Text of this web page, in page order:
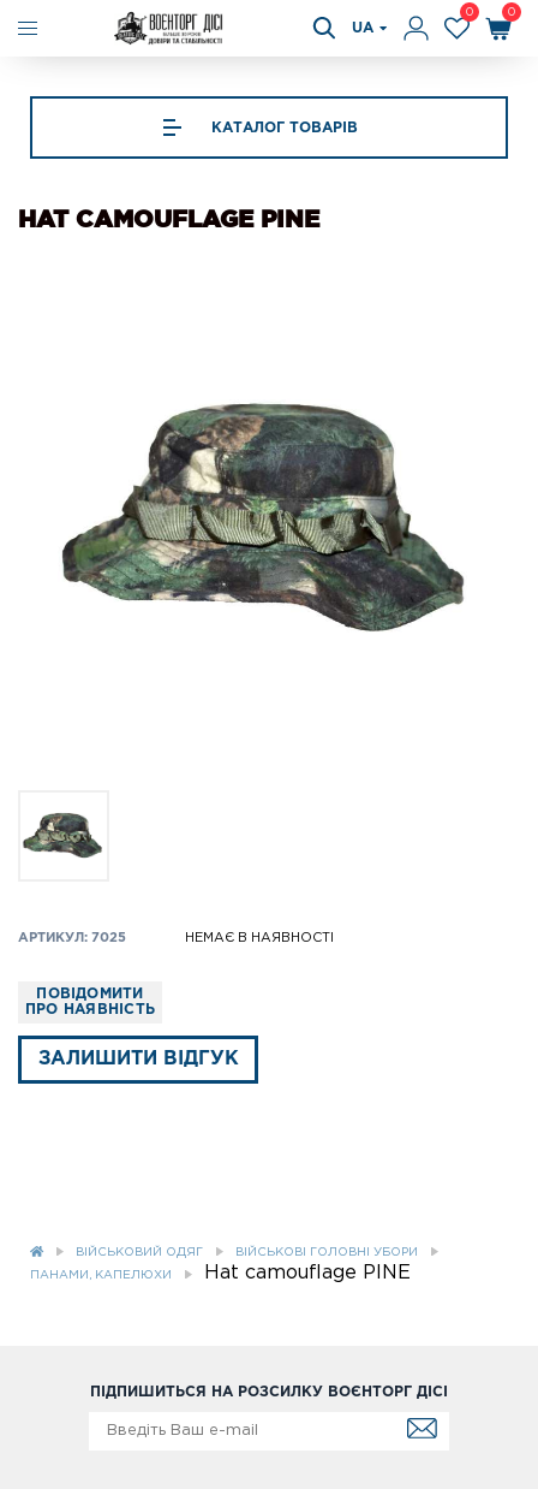
UA
0 0
КАТАЛОГ ТОВАРІВ
HAT CAMOUFLAGE PINE
АРТИКУЛ: 7025 НЕМАЄ В НАЯВНОСТІ
ПОВІДОМИТИ
ПРО НАЯВНІСТЬ
ЗАЛИШИТИ ВІДГУК
ВІЙСЬКОВИЙ ОДЯГ ВІЙСЬКОВІ ГОЛОВНІ УБОРИ
ПАНАМИ, КАПЕЛЮХИ Hat camouflage PINE
ПІДПИШИТЬСЯ НА РОЗСИЛКУ ВОЄНТОРГ ДІСІ